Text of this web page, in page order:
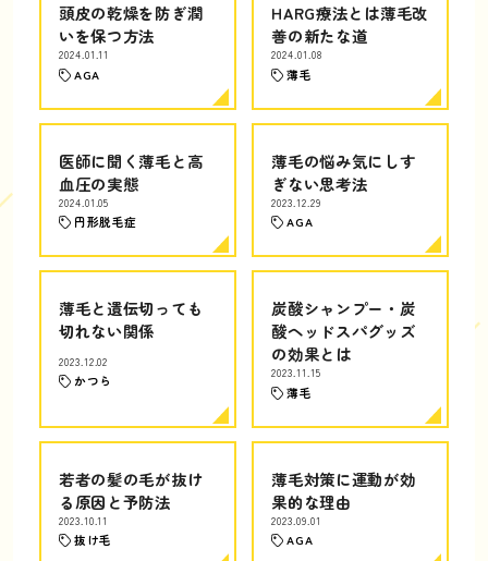
頭皮の乾燥を防ぎ潤
いを保つ方法
2024.01.11
AGA
HARG療法とは薄毛改
善の新たな道
2024.01.08
薄毛
医師に聞く薄毛と高
血圧の実態
2024.01.05
円形脱毛症
薄毛の悩み気にしす
ぎない思考法
2023.12.29
AGA
薄毛と遺伝切っても
切れない関係
2023.12.02
かつら
炭酸シャンプー・炭
酸ヘッドスパグッズ
の効果とは
2023.11.15
薄毛
若者の髪の毛が抜け
る原因と予防法
2023.10.11
抜け毛
薄毛対策に運動が効
果的な理由
2023.09.01
AGA